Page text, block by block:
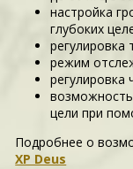
настройка
глубоких
регулировка
режим
регулировка
цели при
Подробнее о
XP Deus